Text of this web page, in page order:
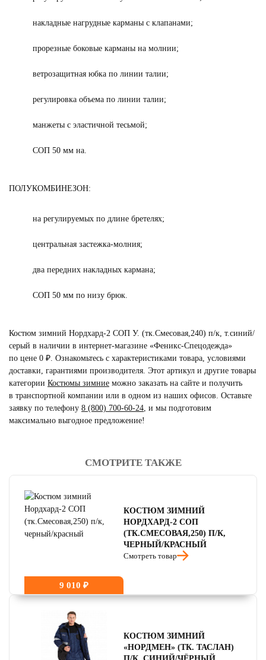
накладные нагрудные карманы с клапанами;
прорезные боковые карманы на молнии;
ветрозащитная юбка по линии талии;
регулировка объема по линии талии;
манжеты с эластичной тесьмой;
СОП 50 мм на.
ПОЛУКОМБИНЕЗОН:
на регулируемых по длине бретелях;
центральная застежка-молния;
два передних накладных кармана;
СОП 50 мм по низу брюк.
Костюм зимний Нордхард-2 СОП У. (тк.Смесовая,240) п/к, т.синий/
серый в наличии в интернет-магазине «Феникс-Спецодежда»
по цене 0 ₽. Ознакомьтесь с характеристиками товара, условиями
доставки, гарантиями производителя. Этот артикул и другие товары
категории Костюмы зимние можно заказать на сайте и получить
в транспортной компании или в одном из наших офисов. Оставьте
заявку по телефону 8 (800) 700-60-24 и мы подготовим
максимально выгодное предложение!
4.5
СМОТРИТЕ ТАКЖЕ
9 010 ₽
КОСТЮМ ЗИМНИЙ
НОРДХАРД-2 СОП
(ТК.СМЕСОВАЯ,250) П/К,
ЧЕРНЫЙ/КРАСНЫЙ
Смотреть товар
КОСТЮМ ЗИМНИЙ
«НОРДМЕН» (ТК. ТАСЛАН)